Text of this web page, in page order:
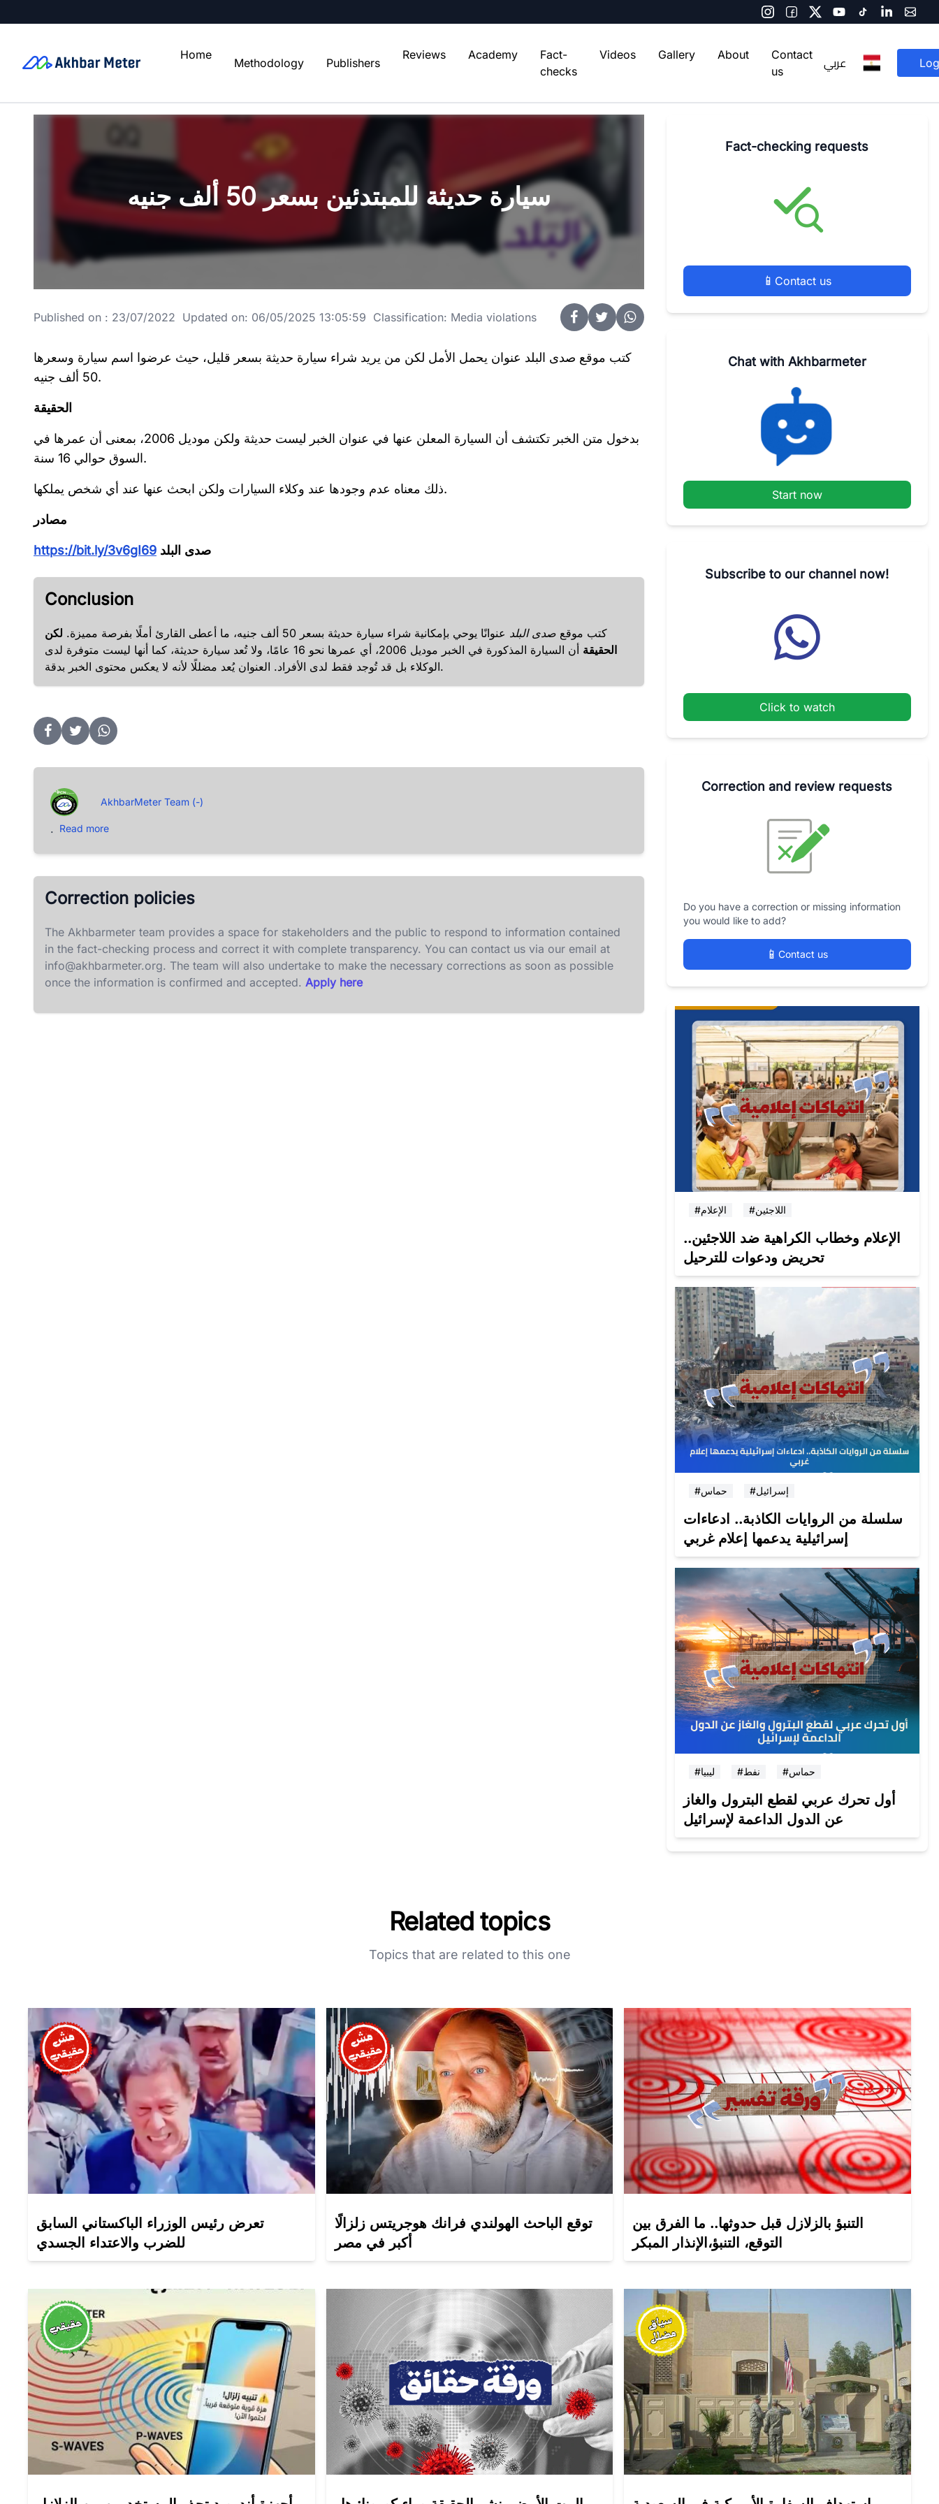
Home
Methodology Publishers
Reviews Academy
Fact-
checks
Videos Gallery About
Contact
us
عربي
سيارة حديثة للمبتدئين بسعر 50 ألف جنيه
Published on : 23/07/2022 Updated on: 06/05/2025 13:05:59 Classification: Media violations
كتب موقع صدى البلد عنوان يحمل الأمل لكن من يريد شراء سيارة حديثة بسعر قليل، حيث عرضوا اسم سيارة وسعرها
50 ألف جنيه.
الحقيقة
بدخول متن الخبر تكتشف أن السيارة المعلن عنها في عنوان الخبر ليست حديثة ولكن موديل 2006، بمعنى أن عمرها في
السوق حوالي 16 سنة.
ذلك معناه عدم وجودها عند وكلاء السيارات ولكن ابحث عنها عند أي شخص يملكها.
مصادر
https://bit.ly/3v6gI69 صدى البلد
Conclusion
كتب موقع صدى البلد عنوانًا يوحي بإمكانية شراء سيارة حديثة بسعر 50 ألف جنيه، ما أعطى القارئ أملًا بفرصة مميزة.
لكن
الحقيقة
أن السيارة المذكورة في الخبر موديل 2006، أي عمرها نحو 16 عامًا، ولا تُعد سيارة حديثة، كما أنها ليست متوفرة لدى
الوكلاء بل قد تُوجد فقط لدى الأفراد. العنوان يُعد مضللًا لأنه لا يعكس محتوى الخبر بدقة.
AkhbarMeter Team (-)
. Read more
Correction policies
The Akhbarmeter team provides a space for stakeholders and the public to respond to information contained
in the fact-checking process and correct it with complete transparency. You can contact us via our email at
info@akhbarmeter.org. The team will also undertake to make the necessary corrections as soon as possible
once the information is confirmed and accepted. Apply here
Fact-checking requests
📱 Contact us
Chat with Akhbarmeter
Start now
Subscribe to our channel now!
Click to watch
Correction and review requests
Do you have a correction or missing information
you would like to add?
📱Contact us
#الإعلام #اللاجئين
الإعلام وخطاب الكراهية ضد اللاجئين..
تحريض ودعوات للترحيل
#حماس #إسرائيل
سلسلة من الروايات الكاذبة.. ادعاءات
إسرائيلية يدعمها إعلام غربي
#ليبيا #نفط #حماس
أول تحرك عربي لقطع البترول والغاز
عن الدول الداعمة لإسرائيل
Related topics
Topics that are related to this one
تعرض رئيس الوزراء الباكستاني السابق
للضرب والاعتداء الجسدي
توقع الباحث الهولندي فرانك هوجريتس زلزالًا
أكبر في مصر
التنبؤ بالزلازل قبل حدوثها.. ما الفرق بين
التوقع، التنبؤ،الإنذار المبكر